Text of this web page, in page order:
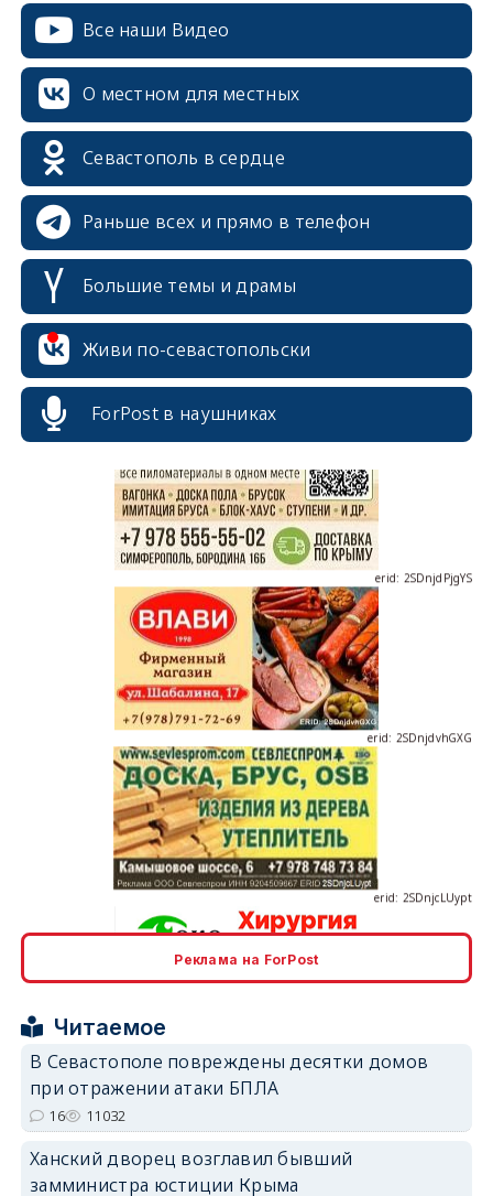
Все наши Видео
О местном для местных
Севастополь в сердце
Раньше всех и прямо в телефон
Большие темы и драмы
Живи по-севастопольски
ForPost в наушниках
erid: 2SDnjdPjgYS
erid: 2SDnjdvhGXG
erid: 2SDnjcrDNw6
Реклама на ForPost
Читаемое
В Севастополе повреждены десятки домов
при отражении атаки БПЛА
16 11032
Ханский дворец возглавил бывший
замминистра юстиции Крыма